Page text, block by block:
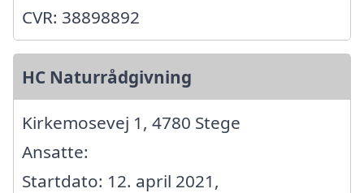
CVR: 38898892
HC Naturrådgivning
Kirkemosevej 1, 4780 Stege
Ansatte:
Startdato: 12. april 2021,